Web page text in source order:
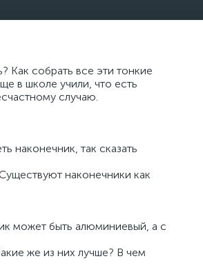
Как собрать все эти тонкие
в школе учили, что есть
случаю.
наконечник, так сказать
наконечники как
может быть алюминиевый, а с
же из них лучше? В чем